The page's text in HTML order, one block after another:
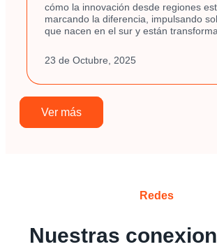
cómo la innovación desde regiones
marcando la diferencia, impulsando
que nacen en el sur y están
23 de Octubre, 2025
Ver más
Redes
Nuestras